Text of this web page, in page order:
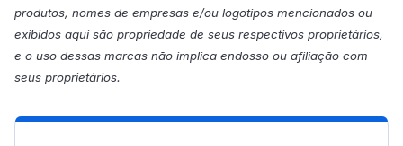
produtos, nomes de empresas e/ou logotipos mencionados ou
exibidos aqui são propriedade de seus respectivos proprietários,
e o uso dessas marcas não implica endosso ou afiliação com
seus proprietários.